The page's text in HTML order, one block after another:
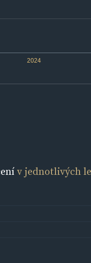
2024
v jednotlivých